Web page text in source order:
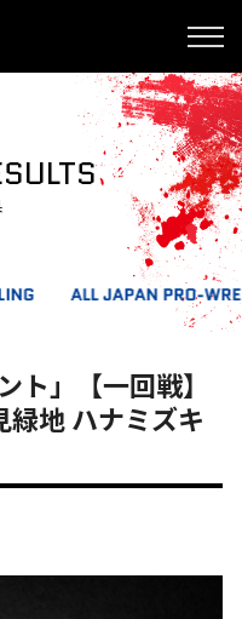
ト」【一回戦】
地 ハナミズキ